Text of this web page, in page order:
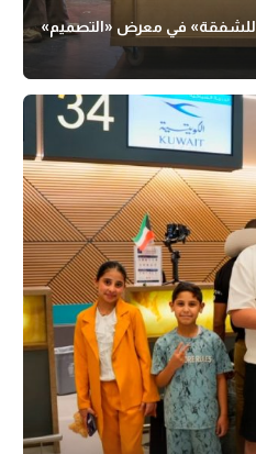
للشفقة» في معرض «التصميم»